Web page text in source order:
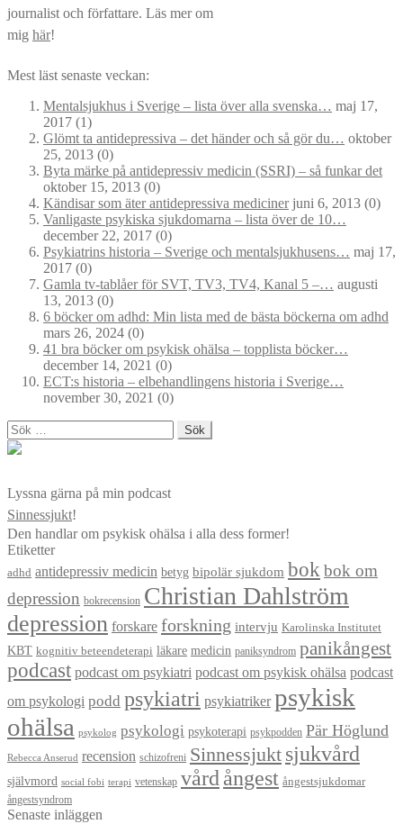
journalist och författare. Läs mer om
mig här!
Mest läst senaste veckan:
Mentalsjukhus i Sverige – lista över alla svenska… maj 17,
2017 (1)
Glömt ta antidepressiva – det händer och så gör du… oktober
25, 2013 (0)
Byta märke på antidepressiv medicin (SSRI) – så funkar det
oktober 15, 2013 (0)
Kändisar som äter antidepressiva medicinerjuni 6, 2013 (0)
Vanligaste psykiska sjukdomarna – lista över de 10…
december 22, 2017 (0)
Psykiatrins historia – Sverige och mentalsjukhusens… maj 17,
2017 (0)
Gamla tv-tablåer för SVT, TV3, TV4, Kanal 5 –… augusti
13, 2013 (0)
6 böcker om adhd: Min lista med de bästa böckerna om adhd
mars 26, 2024 (0)
41 bra böcker om psykisk ohälsa – topplista böcker…
december 14, 2021 (0)
ECT:s historia – elbehandlingens historia i Sverige…
november 30, 2021 (0)
Sök
efter:
Lyssna gärna på min podcast
Sinnessjukt!
Den handlar om psykisk ohälsa i alla dess former!
Etiketter
adhd antidepressiv medicin betyg bipolär sjukdom bokbok om
depression
bokrecension Christian Dahlström
depression forskare forskning intervju Karolinska Institutet
KBT kognitiv beteendeterapi läkare medicin paniksyndrom panikångest
podcast podcast om psykiatri podcast om psykisk ohälsa podcast
om psykologi podd psykiatri psykiatriker psykisk
ohälsa psykolog psykologi psykoterapi psykpodden Pär Höglund
Rebecca Anserud recension schizofreni Sinnessjukt sjukvård
självmord social fobi terapi vetenskap vård ångest ångestsjukdomar
ångestsyndrom
Senaste inläggen